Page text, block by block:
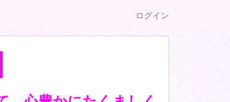
ログイン